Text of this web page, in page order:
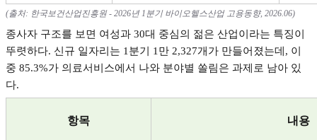
(출처: 한국보건산업진흥원- 2026년1 분기 바이오헬스산업 고용동향, 2026.06)
종사자 구조를 보면 여성과 30대 중심의 젊은 산업이라는 특징이
뚜렷하다. 신규 일자리는 1분기 1만 2,327개가 만들어졌는데 , 이
중 85.3%가 의료서비스에서 나와 분야별 쏠림은 과제로 남아 있
다.
항목 내용